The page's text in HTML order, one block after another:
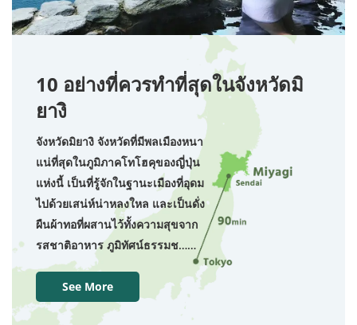
10 อย่างที่ควรทำที่สุดในจังหวัดมิ
ยางิ
จังหวัดมิยางิ จังหวัดที่มีพลเมืองหนา
แน่ที่สุดในภูมิภาคโทโฮคุของญี่ปุ่น
แห่งนี้ เป็นที่รู้จักในฐานะเมืองที่อุดม
ไปด้วยเสน่ห์น่าหลงใหล และเป็นดั่ง
ผืนผ้าทอที่ผสานไว้ทั้งความสุขจาก
รสชาติอาหาร ภูมิทัศน์ธรรมช……
See More